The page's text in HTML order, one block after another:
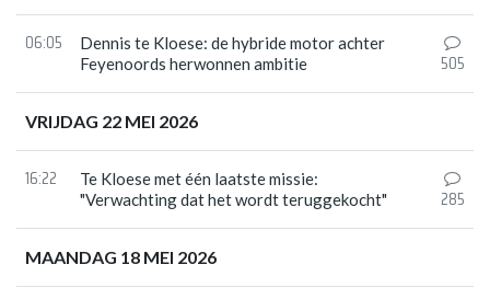
06:05
Dennis te Kloese: de hybride motor achter
Feyenoords herwonnen ambitie
505
VRIJDAG 22 MEI 2026
16:22
Te Kloese met één laatste missie:
"Verwachting dat het wordt teruggekocht"
285
MAANDAG 18 MEI 2026